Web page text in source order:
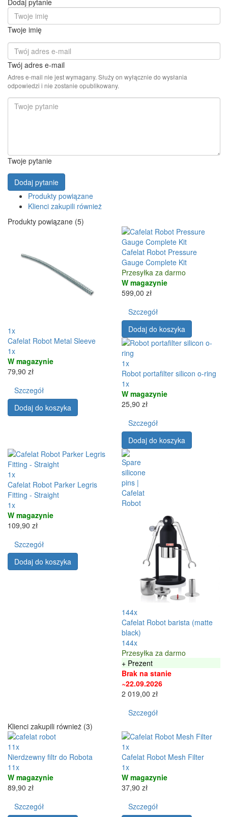
Dodaj pytanie
Twoje imię
Twój adres e-mail
Adres e-mail nie jest wymagany. Służy on wyłącznie do wysłania
odpowiedzi i nie zostanie opublikowany.
Twoje pytanie
Dodaj pytanie
Produkty powiązane
Klienci zakupili również
Produkty powiązane (5)
1x
Cafelat Robot Metal Sleeve
1x
W magazynie
79,90 zł
Szczegół
Dodaj do koszyka
Cafelat Robot Pressure
Gauge Complete Kit
Przesyłka za darmo
W magazynie
599,00 zł
Szczegół
Dodaj do koszyka
1x
Robot portafilter silicon o-ring
1x
W magazynie
25,90 zł
Szczegół
Dodaj do koszyka
1x
Cafelat Robot Parker Legris
Fitting - Straight
1x
W magazynie
109,90 zł
Szczegół
Dodaj do koszyka
144x
Cafelat Robot barista (matte
black)
144x
Przesyłka za darmo
+ Prezent
Brak na stanie
~22.09.2026
2 019,00 zł
Szczegół
Klienci zakupili również (3)
11x
Nierdzewny filtr do Robota
11x
W magazynie
89,90 zł
Szczegół
1x
Cafelat Robot Mesh Filter
1x
W magazynie
37,90 zł
Szczegół